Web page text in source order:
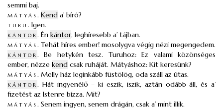
semmi baj.
mátyás. Kend a’ bíró?
turu . Igen.
kántor. Én kántor, leghíresebb a’ tájban.
mátyás. Tehát híres ember! mosolygva végig nézi megengedem.
kántor.Be hetykén tesz. Turuhoz: Ez valami közönséges
ember, nézze kend csak ruháját. Mátyáshoz: Kit keresünk?
mátyás. Melly ház leginkább füstölög, oda száll az útas.
kántor. Hát ingyenélő – ki eszik, iszik, aztán odább áll, és a’
fizetést az Istenre bízza. Mit?
mátyás. Senem ingyen, senem drágán, csak a’ mint illik.